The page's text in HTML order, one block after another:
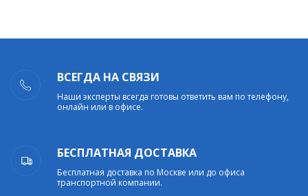
ВСЕГДА НА СВЯЗИ
Наши эксперты всегда готовы ответить вам по телефону,
онлайн или в офисе.
БЕСПЛАТНАЯ ДОСТАВКА
Бесплатная доставка по Москве или до офиса
транспортной компании.